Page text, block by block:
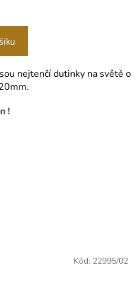
nejtenčí dutinky na světě o
!
Kód: 22995/02